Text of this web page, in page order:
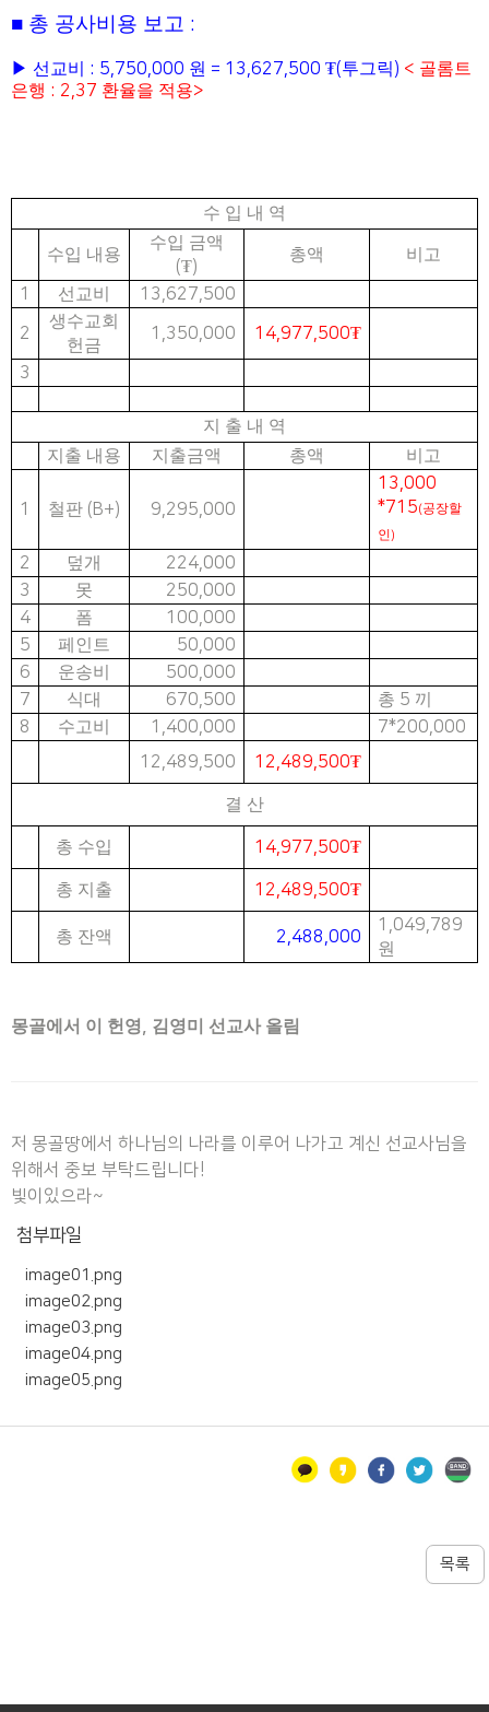
■ 총 공사비용 보고 :
▶ 선교비 : 5,750,000 원 = 13,627,500 ₮(투그릭) < 골롬트
은행 : 2,37 환율을 적용>
수 입 내 역
수입 내용
수입 금액
(₮)
총액 비고
1 선교비
13,627,500
2
생수교회
헌금
1,350,000 14,977,500₮
3
지 출 내 역
지출 내용
지출금액 총액 비고
1 철판 (B+) 9,295,000
13,000
*715(공장할
인)
2 덮개
224,000
3
못
250,000
4
폼
100,000
5
페인트
50,000
6
운송비
500,000
7
식대 670,500 총 5 끼
8 수고비 1,400,000
7*200,000
12,489,500
12,489,500₮
결 산
총 수입 14,977,500₮
총 지출 12,489,500₮
총 잔액 2,488,000
1,049,789
원
몽골에서 이 헌영, 김영미 선교사 올림
저 몽골땅에서 하나님의 나라를 이루어 나가고 계신 선교사님을
위해서 중보 부탁드립니다!
빛이있으라~
첨부파일
image01.png
image02.png
image03.png
image04.png
image05.png
목록